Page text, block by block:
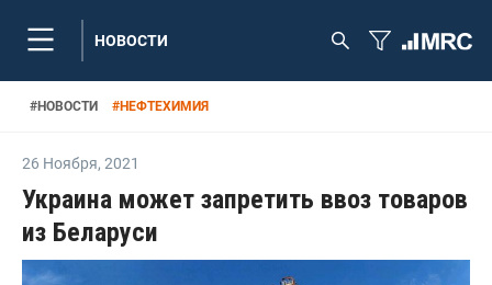
НОВОСТИ
#НОВОСТИ #НЕФТЕХИМИЯ
26 Ноября, 2021
Украина может запретить ввоз товаров
из Беларуси